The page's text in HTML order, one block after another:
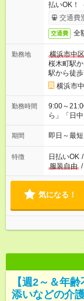
払いOK！
交通費
交通費 全
勤務地
横浜市中区
桜木町駅
駅から徒
横浜市
勤務時間
9:00～21:00
ら」「日
期間 即日～最
特徴 日払いOK /
服装自由 /
気になる！
【週2～＆年
添いなどの介